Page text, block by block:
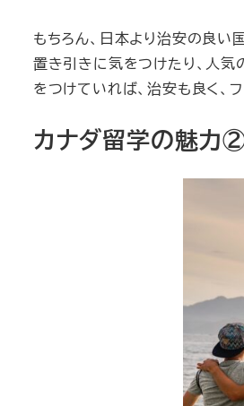
もちろん、日本より治安の良い
置き引きに気をつけたり、人
をつけていれば、治安も良く、
カナダ留学の魅力